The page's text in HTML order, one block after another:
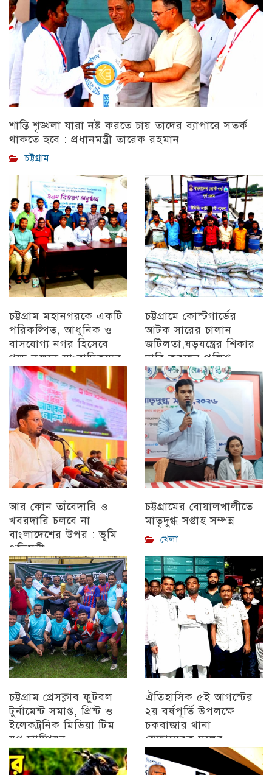
শান্তি শৃঙ্খলা যারা নষ্ট করতে চায় তাদের ব্যাপারে সতর্ক
থাকতে হবে : প্রধানমন্ত্রী তারেক রহমান
চট্টগ্রাম
চট্টগ্রাম মহানগরকে একটি
পরিকল্পিত, আধুনিক ও
বাসযোগ্য নগর হিসেবে
গড়ে তুলতে সাংবাদিকদের
ইতিবাচক ভূমিকা গুরুত্বপূর্ণ
: সিডিএ চেয়ারম্যান
চট্টগ্রাম
চট্টগ্রামে কোস্টগার্ডের
আটক সারের চালান
জটিলতা,ষড়যন্ত্রের শিকার
দাবি করছেন পুলিশ
অন্যান্য
আর কোন তাঁবেদারি ও
খবরদারি চলবে না
বাংলাদেশের উপর : ভূমি
প্রতিমন্ত্রী
চট্টগ্রাম
চট্টগ্রামের বোয়ালখালীতে
মাতৃদুগ্ধ সপ্তাহ সম্পন্ন
খেলা
চট্টগ্রাম প্রেসক্লাব ফুটবল
টুর্নামেন্ট সমাপ্ত, প্রিন্ট ও
ইলেকট্রনিক মিডিয়া টিম
যুগ্ন চ্যাম্পিয়ন
চট্টগ্রাম
ঐতিহাসিক ৫ই আগস্টের
২য় বর্ষপূর্তি উপলক্ষে
চকবাজার থানা
স্বেচ্ছাসেবক দলের
প্রামাণ্যচিত্র প্রদর্শন ও
বিজয় মিছিল